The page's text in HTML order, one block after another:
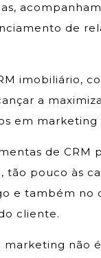
de
imobiliário,
a
em
de
tão pouco às
e também no
cliente.
não